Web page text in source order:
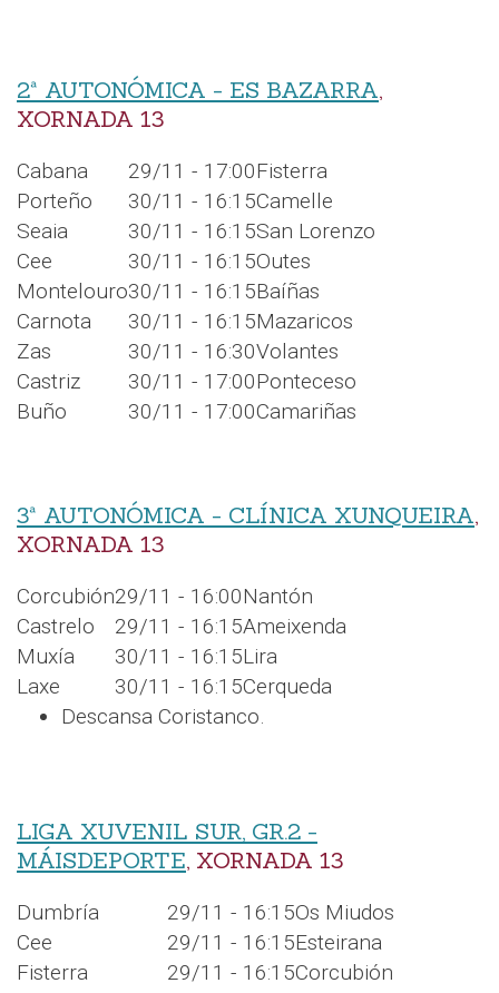
2ª AUTONÓMICA - ES BAZARRA,
XORNADA 13
Cabana 29/11 - 17:00Fisterra
Porteño
30/11 - 16:15Camelle
Seaia
30/11 - 16:15San Lorenzo
Cee
30/11 - 16:15Outes
Montelouro30/11 - 16:15Baíñas
Carnota
30/11 - 16:15Mazaricos
Zas
30/11 - 16:30Volantes
Castriz
30/11 - 17:00Ponteceso
Buño
30/11 - 17:00Camariñas
3ª AUTONÓMICA - CLÍNICA XUNQUEIRA,
XORNADA 13
Corcubión29/11 - 16:00Nantón
Castrelo
29/11 - 16:15Ameixenda
Muxía
30/11 - 16:15Lira
Laxe
30/11 - 16:15Cerqueda
Descansa Coristanco.
LIGA XUVENIL SUR, GR.2 -
MÁISDEPORTE, XORNADA 13
Dumbría 29/11 - 16:15Os Miudos
Cee
29/11 - 16:15Esteirana
Fisterra
29/11 - 16:15Corcubión